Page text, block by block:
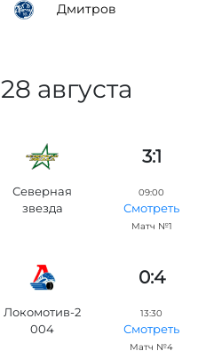
Дмитров
28 августа
3:1
Северная
звезда
09:00
Смотреть
Матч №1
0:4
Локомотив-2
004
13:30
Смотреть
Матч №4